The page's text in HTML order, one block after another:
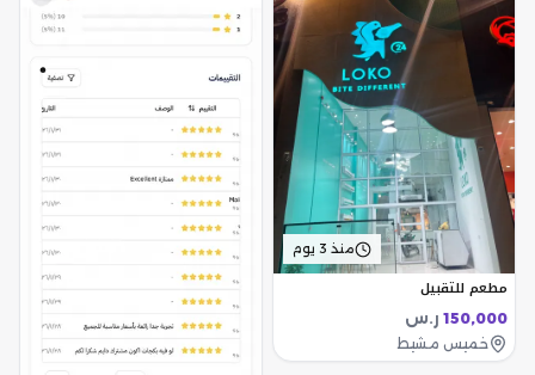
منذ 3 يوم
مطعم للتقبيل
150,000 ر.س
خميس مشيط